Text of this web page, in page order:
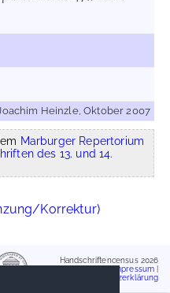
Heinzle, Oktober 2007
Marburger Repertorium
des 13. und 14.
Korrektur)
Handschriftencensus 2026
Impressum
Datenschutzerklärung